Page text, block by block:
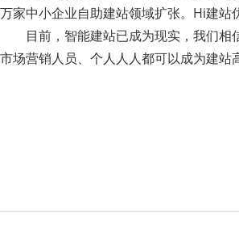
万家中小企业自助建站领域扩张。Hi建
目前，智能建站已成为现实，我们相
市场营销人员、个人人人都可以成为建站